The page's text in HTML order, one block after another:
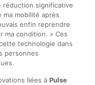
réduction significative
mobilité après
enfin reprendre
ma condition. » Ces
technologie dans
personnes
liées à Pulse